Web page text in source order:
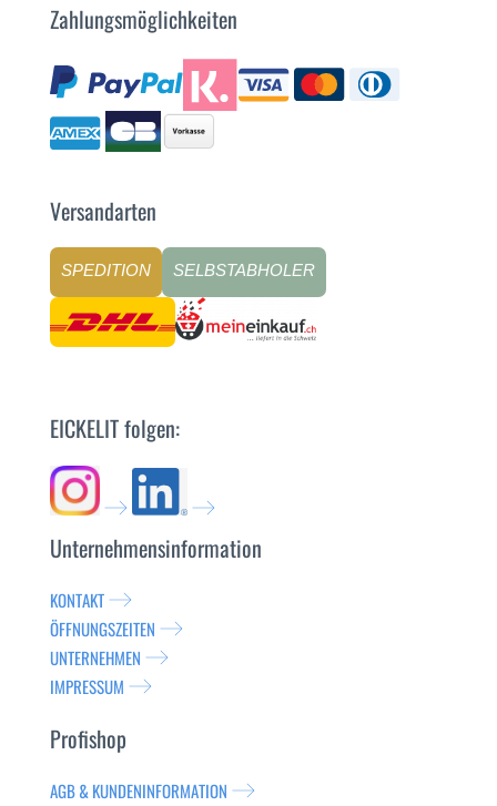
Zahlungsmöglichkeiten
Versandarten
SPEDITION SELBSTABHOLER
EICKELIT folgen:
Unternehmensinformation
KONTAKT
ÖFFNUNGSZEITEN
UNTERNEHMEN
IMPRESSUM
Profishop
AGB & KUNDENINFORMATION